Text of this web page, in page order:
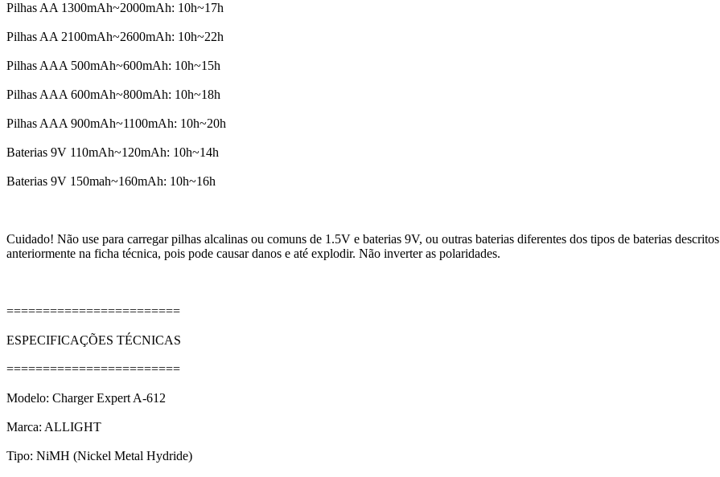
Pilhas AA 1300mAh~2000mAh: 10h~17h
Pilhas AA 2100mAh~2600mAh: 10h~22h
Pilhas AAA 500mAh~600mAh: 10h~15h
Pilhas AAA 600mAh~800mAh: 10h~18h
Pilhas AAA 900mAh~1100mAh: 10h~20h
Baterias 9V 110mAh~120mAh: 10h~14h
Baterias 9V 150mah~160mAh: 10h~16h
Cuidado! Não use para carregar pilhas alcalinas ou comuns de 1.5V e baterias 9V, ou outras baterias diferentes dos tipos de baterias descritos
anteriormente na ficha técnica, pois pode causar danos e até explodir. Não inverter as polaridades.
========================
ESPECIFICAÇÕES TÉCNICAS
========================
Modelo: Charger Expert A-612
Marca: ALLIGHT
Tipo: NiMH (Nickel Metal Hydride)